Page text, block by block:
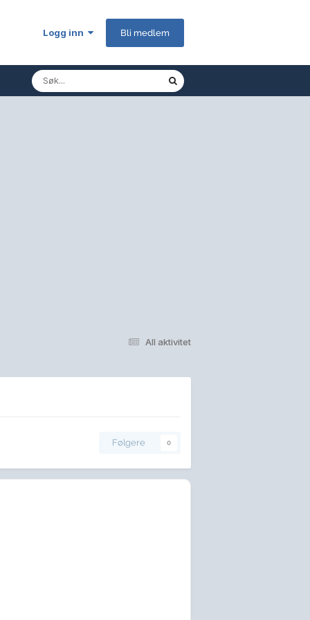
Logg inn Bli medlem
All aktivitet
Følgere 0